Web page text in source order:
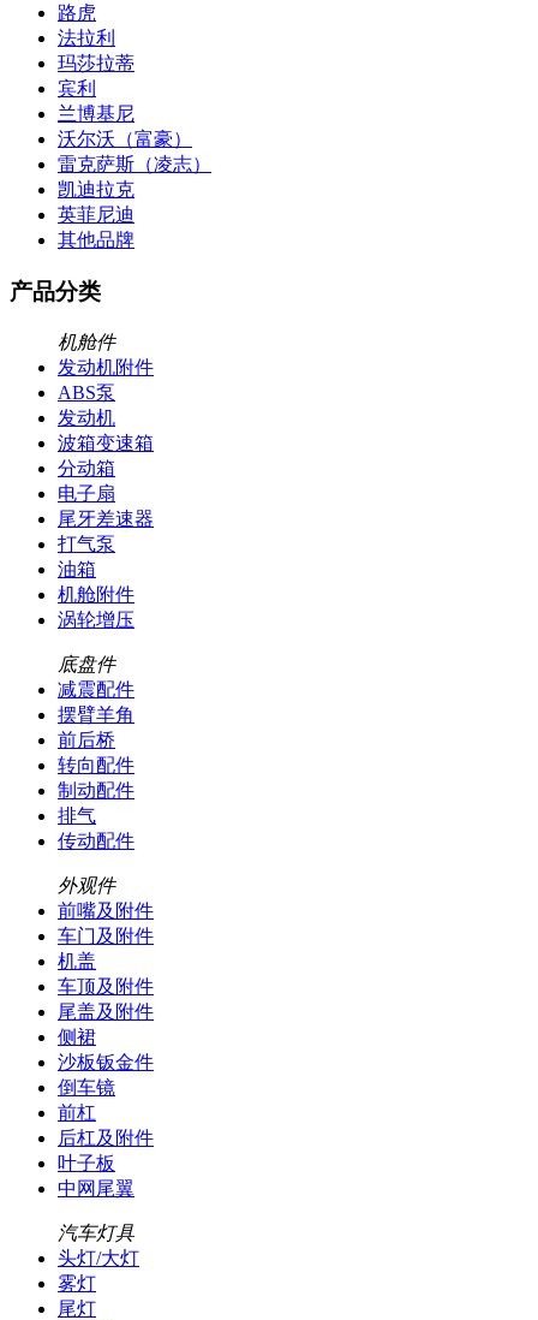
路虎
法拉利
玛莎拉蒂
宾利
兰博基尼
沃尔沃（富豪）
雷克萨斯（凌志）
凯迪拉克
英菲尼迪
其他品牌
产品分类
机舱件
发动机附件
ABS泵
发动机
波箱变速箱
分动箱
电子扇
尾牙差速器
打气泵
油箱
机舱附件
涡轮增压
底盘件
减震配件
摆臂羊角
前后桥
转向配件
制动配件
排气
传动配件
外观件
前嘴及附件
车门及附件
机盖
车顶及附件
尾盖及附件
侧裙
沙板钣金件
倒车镜
前杠
后杠及附件
叶子板
中网尾翼
汽车灯具
头灯/大灯
雾灯
尾灯